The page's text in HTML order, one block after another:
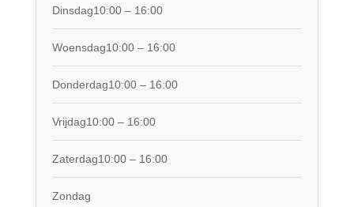
Dinsdag10:00 – 16:00
Woensdag10:00 – 16:00
Donderdag10:00 – 16:00
Vrijdag10:00 – 16:00
Zaterdag10:00 – 16:00
Zondag